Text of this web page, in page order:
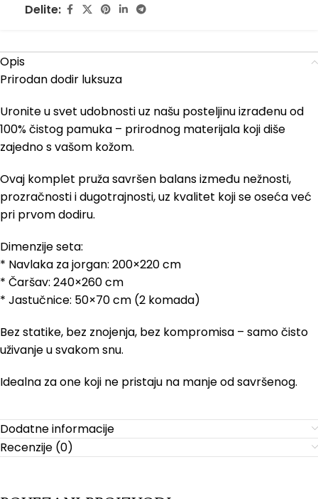
Delite:
Opis
Prirodan dodir luksuza
Uronite u svet udobnosti uz našu posteljinu izrađenu od
100% čistog pamuka – prirodnog materijala koji diše
zajedno s vašom kožom.
Ovaj komplet pruža savršen balans između nežnosti,
prozračnosti i dugotrajnosti, uz kvalitet koji se oseća već
pri prvom dodiru.
Dimenzije seta:
* Navlaka za jorgan: 200×220 cm
* Čaršav: 240×260 cm
* Jastučnice: 50×70 cm (2 komada)
Bez statike, bez znojenja, bez kompromisa – samo čisto
uživanje u svakom snu.
Idealna za one koji ne pristaju na manje od savršenog.
Dodatne informacije
Recenzije (0)